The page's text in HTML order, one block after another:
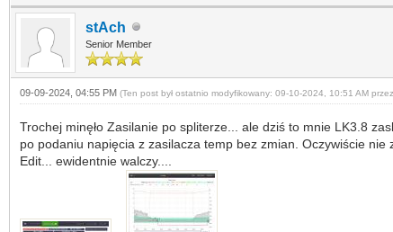
stAch
Senior Member
09-09-2024, 04:55 PM (Ten post był ostatnio modyfikowany: 09-10-2024, 10:51 AM przez
Trochej minęło Zasilanie po spliterze... ale dziś to mnie LK3.8
po podaniu napięcia z zasilacza temp bez zmian. Oczywiście nie
Edit... ewidentnie walczy....